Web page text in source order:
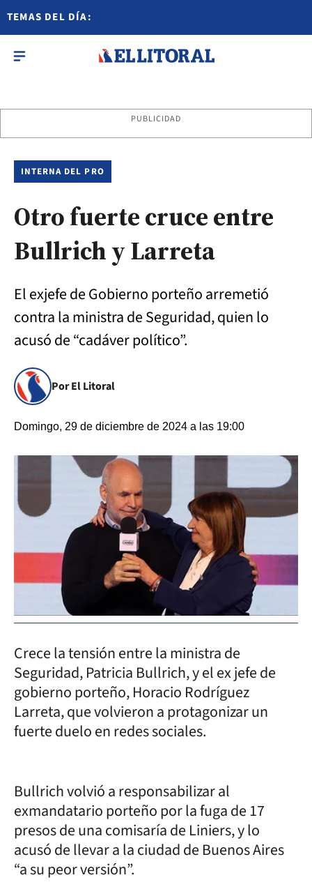
TEMAS DEL DÍA:
PUBLICIDAD
INTERNA DEL PRO
Otro fuerte cruce entre
Bullrich y Larreta
El exjefe de Gobierno porteño arremetió
contra la ministra de Seguridad, quien lo
acusó de “cadáver político”.
Por El Litoral
Domingo, 29 de diciembre de 2024 a las 19:00
Crece la tensión entre la ministra de
Seguridad, Patricia Bullrich, y el ex jefe de
gobierno porteño, Horacio Rodríguez
Larreta, que volvieron a protagonizar un
fuerte duelo en redes sociales.
Bullrich volvió a responsabilizar al
exmandatario porteño por la fuga de 17
presos de una comisaría de Liniers, y lo
acusó de llevar a la ciudad de Buenos Aires
“a su peor versión”.